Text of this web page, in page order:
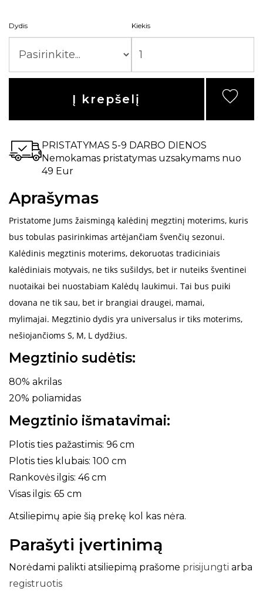
Dydis Kiekis
Į krepšelį
PRISTATYMAS 5-9 DARBO DIENOS
Nemokamas pristatymas uzsakymams nuo
49 Eur
Aprašymas
Pristatome Jums žaismingą kalėdinį megztinį moterims, kuris
bus tobulas pasirinkimas artėjančiam švenčių sezonui.
Kalėdinis megztinis moterims, dekoruotas tradiciniais
kalėdiniais motyvais, ne tiks sušildys, bet ir nuteiks šventinei
nuotaikai bei nuostabiam Kalėdų laukimui. Tai bus puiki
dovana ne tik sau, bet ir brangiai draugei, mamai,
mylimajai. Megztinio dydis yra universalus ir tiks moterims,
nešiojančioms S, M, L dydžius.
Megztinio sudėtis:
80% akrilas
20% poliamidas
Megztinio išmatavimai:
Plotis ties pažastimis: 96 cm
Plotis ties klubais: 100 cm
Rankovės ilgis: 46 cm
Visas ilgis: 65 cm
Atsiliepimų apie šią prekę kol kas nėra.
Parašyti įvertinimą
Norėdami palikti atsiliepimą prašome prisijungti arba
registruotis